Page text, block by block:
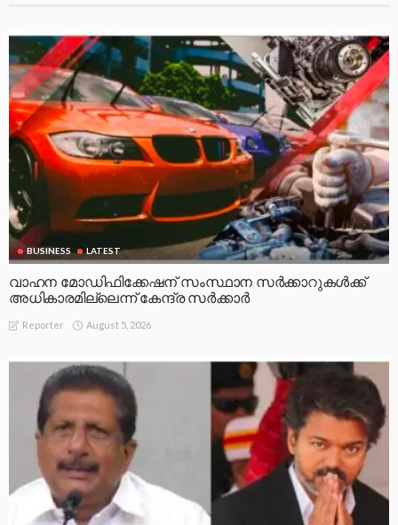
BUSINESS LATEST
വാഹന മോഡിഫിക്കേഷന് സംസ്ഥാന സർക്കാറുകൾക്ക്
അധികാരമില്ലെന്ന് കേന്ദ്ര സർക്കാർ
Reporter August 5, 2026